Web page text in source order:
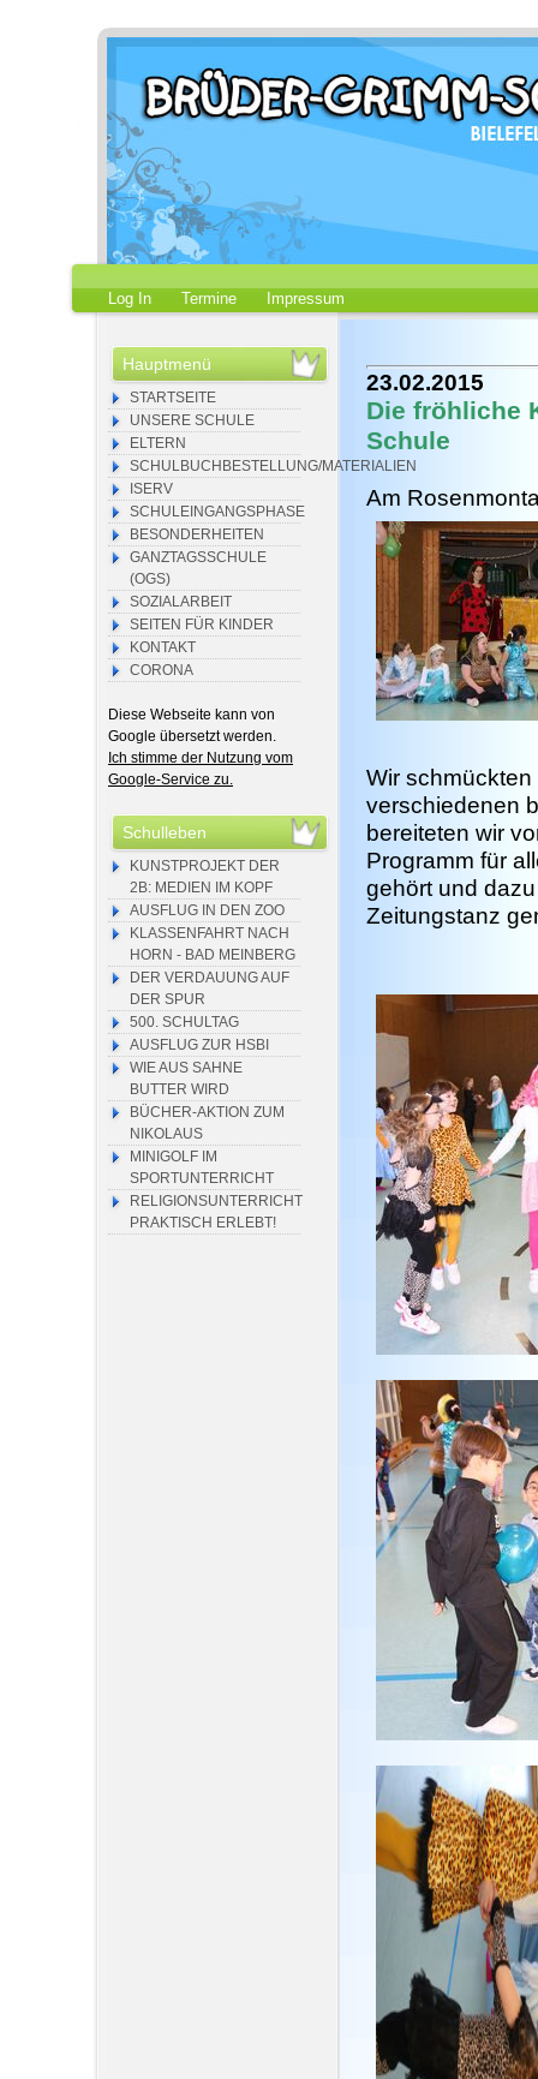
Log In Termine Impressum
Hauptmenü
STARTSEITE
UNSERE SCHULE
ELTERN
SCHULBUCHBESTELLUNG/MATERIALIEN
ISERV
SCHULEINGANGSPHASE
BESONDERHEITEN
GANZTAGSSCHULE
(OGS)
SOZIALARBEIT
SEITEN FÜR KINDER
KONTAKT
CORONA
Diese Webseite kann von
Google übersetzt werden.
Ich stimme der Nutzung vom
Google-Service zu.
Schulleben
KUNSTPROJEKT DER
2B: MEDIEN IM KOPF
AUSFLUG IN DEN ZOO
KLASSENFAHRT NACH
HORN - BAD MEINBERG
DER VERDAUUNG AUF
DER SPUR
500. SCHULTAG
AUSFLUG ZUR HSBI
WIE AUS SAHNE
BUTTER WIRD
BÜCHER-AKTION ZUM
NIKOLAUS
MINIGOLF IM
SPORTUNTERRICHT
RELIGIONSUNTERRICHT
PRAKTISCH ERLEBT!
23.02.2015
Die fröhliche
Schule
Am
Wir
verschiedenen
bereiteten wir
Programm für
gehört und
Zeitungstanz